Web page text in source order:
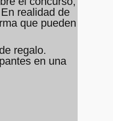
realidad de
que pueden
regalo.
en una